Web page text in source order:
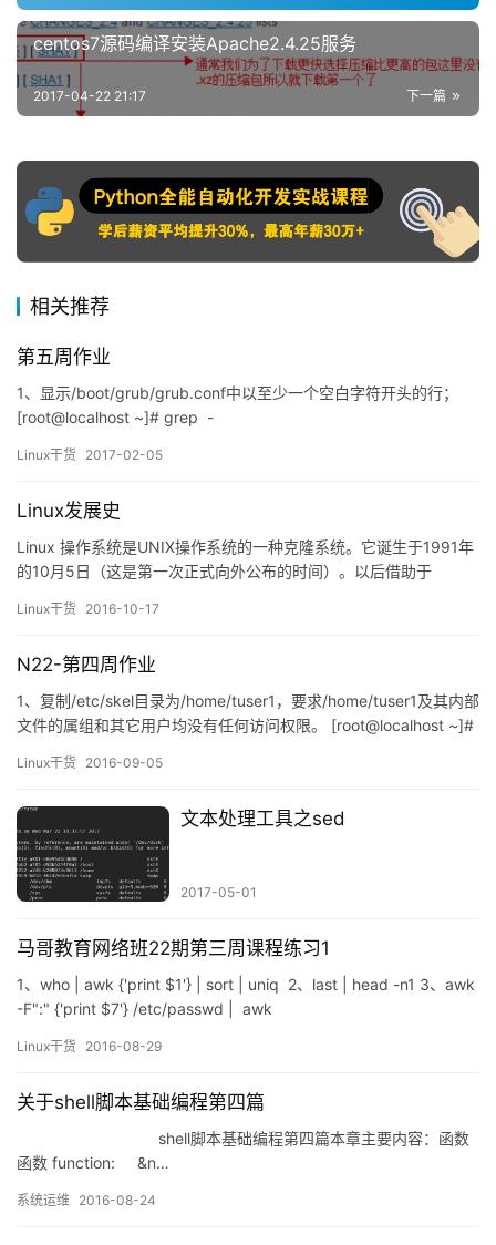
centos7源码编译安装Apache2.4.25服务
下一篇
2017-04-22 21:17
相关推荐
​第五周作业
1、显示/boot/grub/grub.conf中以至少一个空白字符开头的行；
[root@localhost ~]# grep -
kernel&nbs…
Linux干货 2017-02-05
Linux发展史
Linux 操作系统是UNIX操作系统的一种克隆系统。它诞生于1991年
的10月5日（这是第一次正式向外公布的时间）。以后借助于
成为今天世界上使用最多的一种UNIX类操作系统，并且使用人数还
验室的Ken.Thompson和D…
Linux干货 2016-10-17
N22-第四周作业
1、复制/etc/skel目录为/home/tuser1，要求/home/tuser1及其内部
文件的属组和其它用户均没有任何访问权限。 [root@localhost ~]#
[root@localho…
Linux干货 2016-09-05
文本处理工具之sed
2017-05-01
马哥教育网络班22期第三周课程练习1
1、who | awk {'print $1'} | sort | uniq 2、last | head -n1 3、awk
-F":" {'print $7'} /etc/passwd | awk
Linux干货 2016-08-29
关于shell脚本基础编程第四篇
shell脚本基础编程第四篇本章主要内容：函数
函数 function: &n…
系统运维 2016-08-24